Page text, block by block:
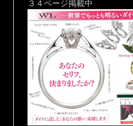
３４ページ掲載中